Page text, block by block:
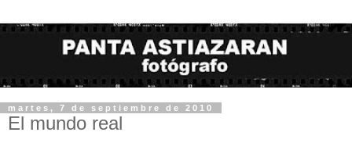
martes, 7 de septiembre de 2010
El mundo real